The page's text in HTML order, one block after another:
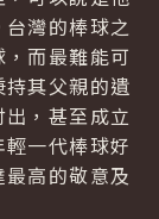
灣的棒球之
而最難能可
其父親的遺
，甚至成立
一代棒球好
高的敬意及